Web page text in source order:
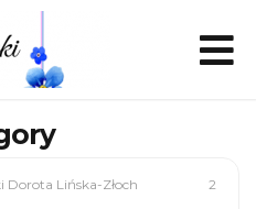
Lińska-Złoch 2